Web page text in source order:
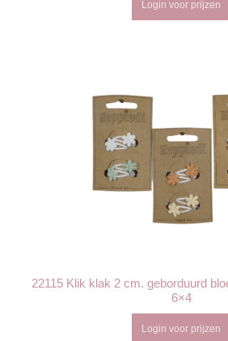
Login voor prijzen
22115 Klik klak 2 cm. geborduurd
6×4
Login voor prijzen